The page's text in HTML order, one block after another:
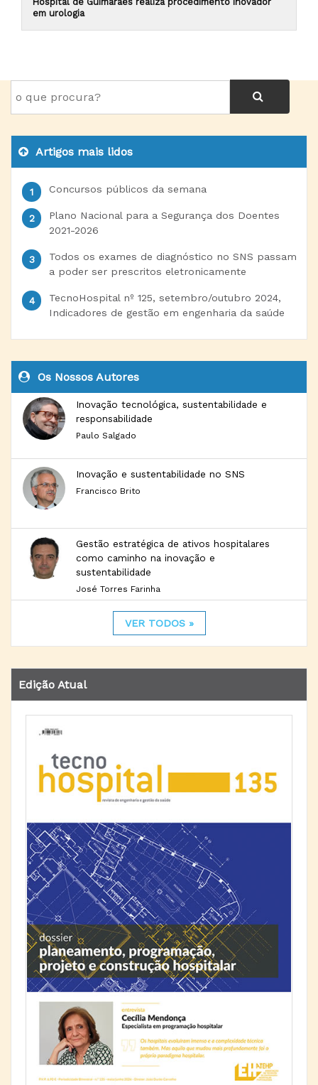
em urologia
Artigos mais lidos
Concursos públicos da semana
Plano Nacional para a Segurança dos Doentes
2021-2026
Todos os exames de diagnóstico no SNS passam
a poder ser prescritos eletronicamente
TecnoHospital nº 125, setembro/outubro 2024,
Indicadores de gestão em engenharia da saúde
Os Nossos Autores
Inovação tecnológica, sustentabilidade e
responsabilidade
Paulo Salgado
Inovação e sustentabilidade no SNS
Francisco Brito
Gestão estratégica de ativos hospitalares
como caminho na inovação e
sustentabilidade
José Torres Farinha
VER TODOS »
Edição Atual